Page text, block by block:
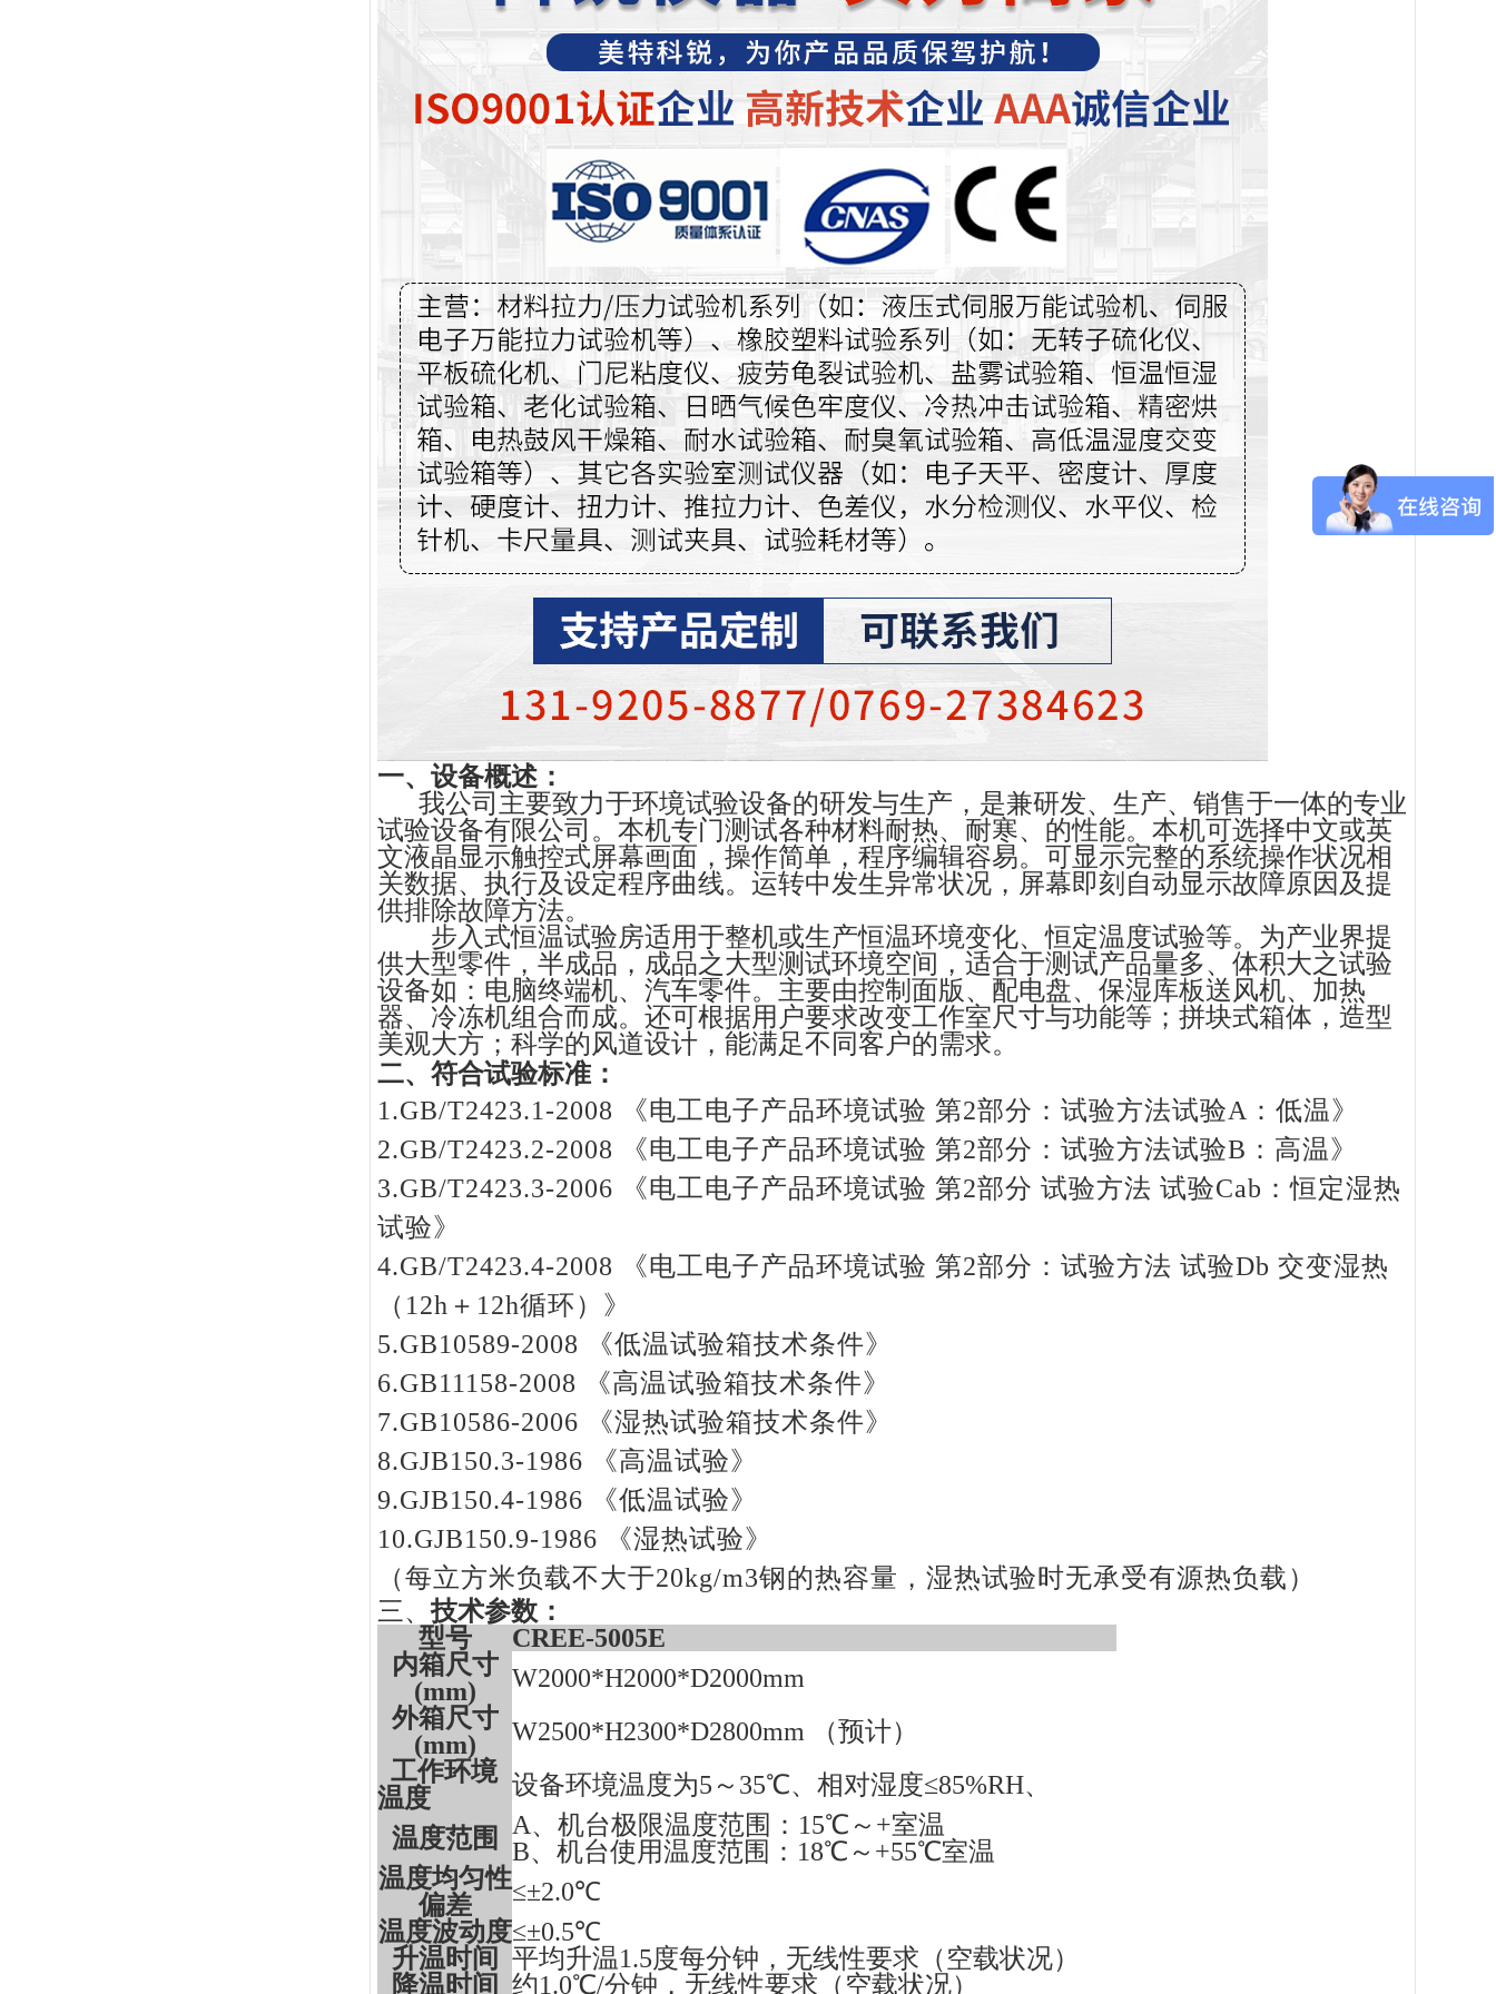
一、设备概述：
我公司主要致力于环境试验设备的研发与生产，是兼研发、生产、销售于一体的专业
试验设备有限公司。本机专门测试各种材料耐热、耐寒、的性能。本机可选择中文或英
文液晶显示触控式屏幕画面，操作简单，程序编辑容易。可显示完整的系统操作状况相
关数据、执行及设定程序曲线。运转中发生异常状况，屏幕即刻自动显示故障原因及提
供排除故障方法。
步入式恒温试验房适用于整机或生产恒温环境变化、恒定温度试验等。为产业界提
供大型零件，半成品，成品之大型测试环境空间，适合于测试产品量多、体积大之试验
设备如：电脑终端机、汽车零件。主要由控制面版、配电盘、保湿库板送风机、加热
器、冷冻机组合而成。还可根据用户要求改变工作室尺寸与功能等；拼块式箱体，造型
美观大方；科学的风道设计，能满足不同客户的需求。
二、符合试验标准：
1.GB/T2423.1-2008 《电工电子产品环境试验 第2部分：试验方法试验A：低温》
2.GB/T2423.2-2008 《电工电子产品环境试验 第2部分：试验方法试验B：高温》
3.GB/T2423.3-2006 《电工电子产品环境试验 第2部分 试验方法 试验Cab：恒定湿热
试验》
4.GB/T2423.4-2008 《电工电子产品环境试验 第2部分：试验方法 试验Db 交变湿热
（12h＋12h循环）》
5.GB10589-2008 《低温试验箱技术条件》
6.GB11158-2008 《高温试验箱技术条件》
7.GB10586-2006 《湿热试验箱技术条件》
8.GJB150.3-1986 《高温试验》
9.GJB150.4-1986 《低温试验》
10.GJB150.9-1986 《湿热试验》
（每立方米负载不大于20kg/m3钢的热容量，湿热试验时无承受有源热负载）
三、技术参数：
型号
CREE-5005E
内箱尺寸
(mm) W2000*H2000*D2000mm
外箱尺寸
(mm) W2500*H2300*D2800mm
（预计）
工作环境
温度
设备环境温度为5～35℃、相对湿度≤85%RH、
温度范围
A、机台极限温度范围：15℃～+室温
B、机台使用温度范围：18℃～+55℃室温
温度均匀性
偏差
≤±2.0℃
温度波动度≤±0.5℃
升温时间
平均升温1.5度每分钟，无线性要求（空载状况）
降温时间
约1.0℃/分钟 ，无线性要求（空载状况）